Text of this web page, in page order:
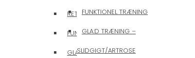
FUNKTIONEL TRÆNING
GLA:D TRÆNING –
SLIDGIGT/ARTROSE
RETUR TIL SPORT
FUNKTIONEL TRÆNING
GLA:D TRÆNING –